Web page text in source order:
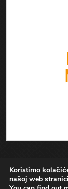
Koristimo
našoj web